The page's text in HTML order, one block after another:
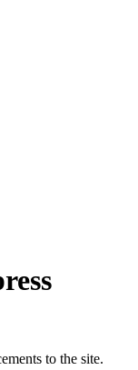
to the site.